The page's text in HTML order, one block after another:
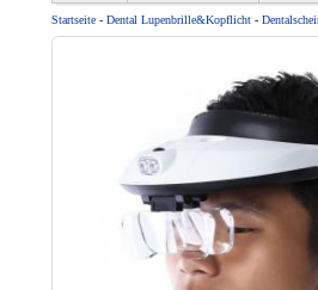
Startseite - Dental Lupenbrille&Kopflicht -